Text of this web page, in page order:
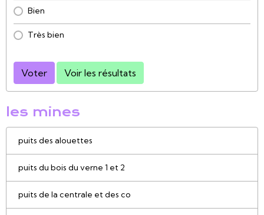
Bien
Très bien
Voter Voir les résultats
les mines
puits des alouettes
puits du bois du verne 1 et 2
puits de la centrale et des co